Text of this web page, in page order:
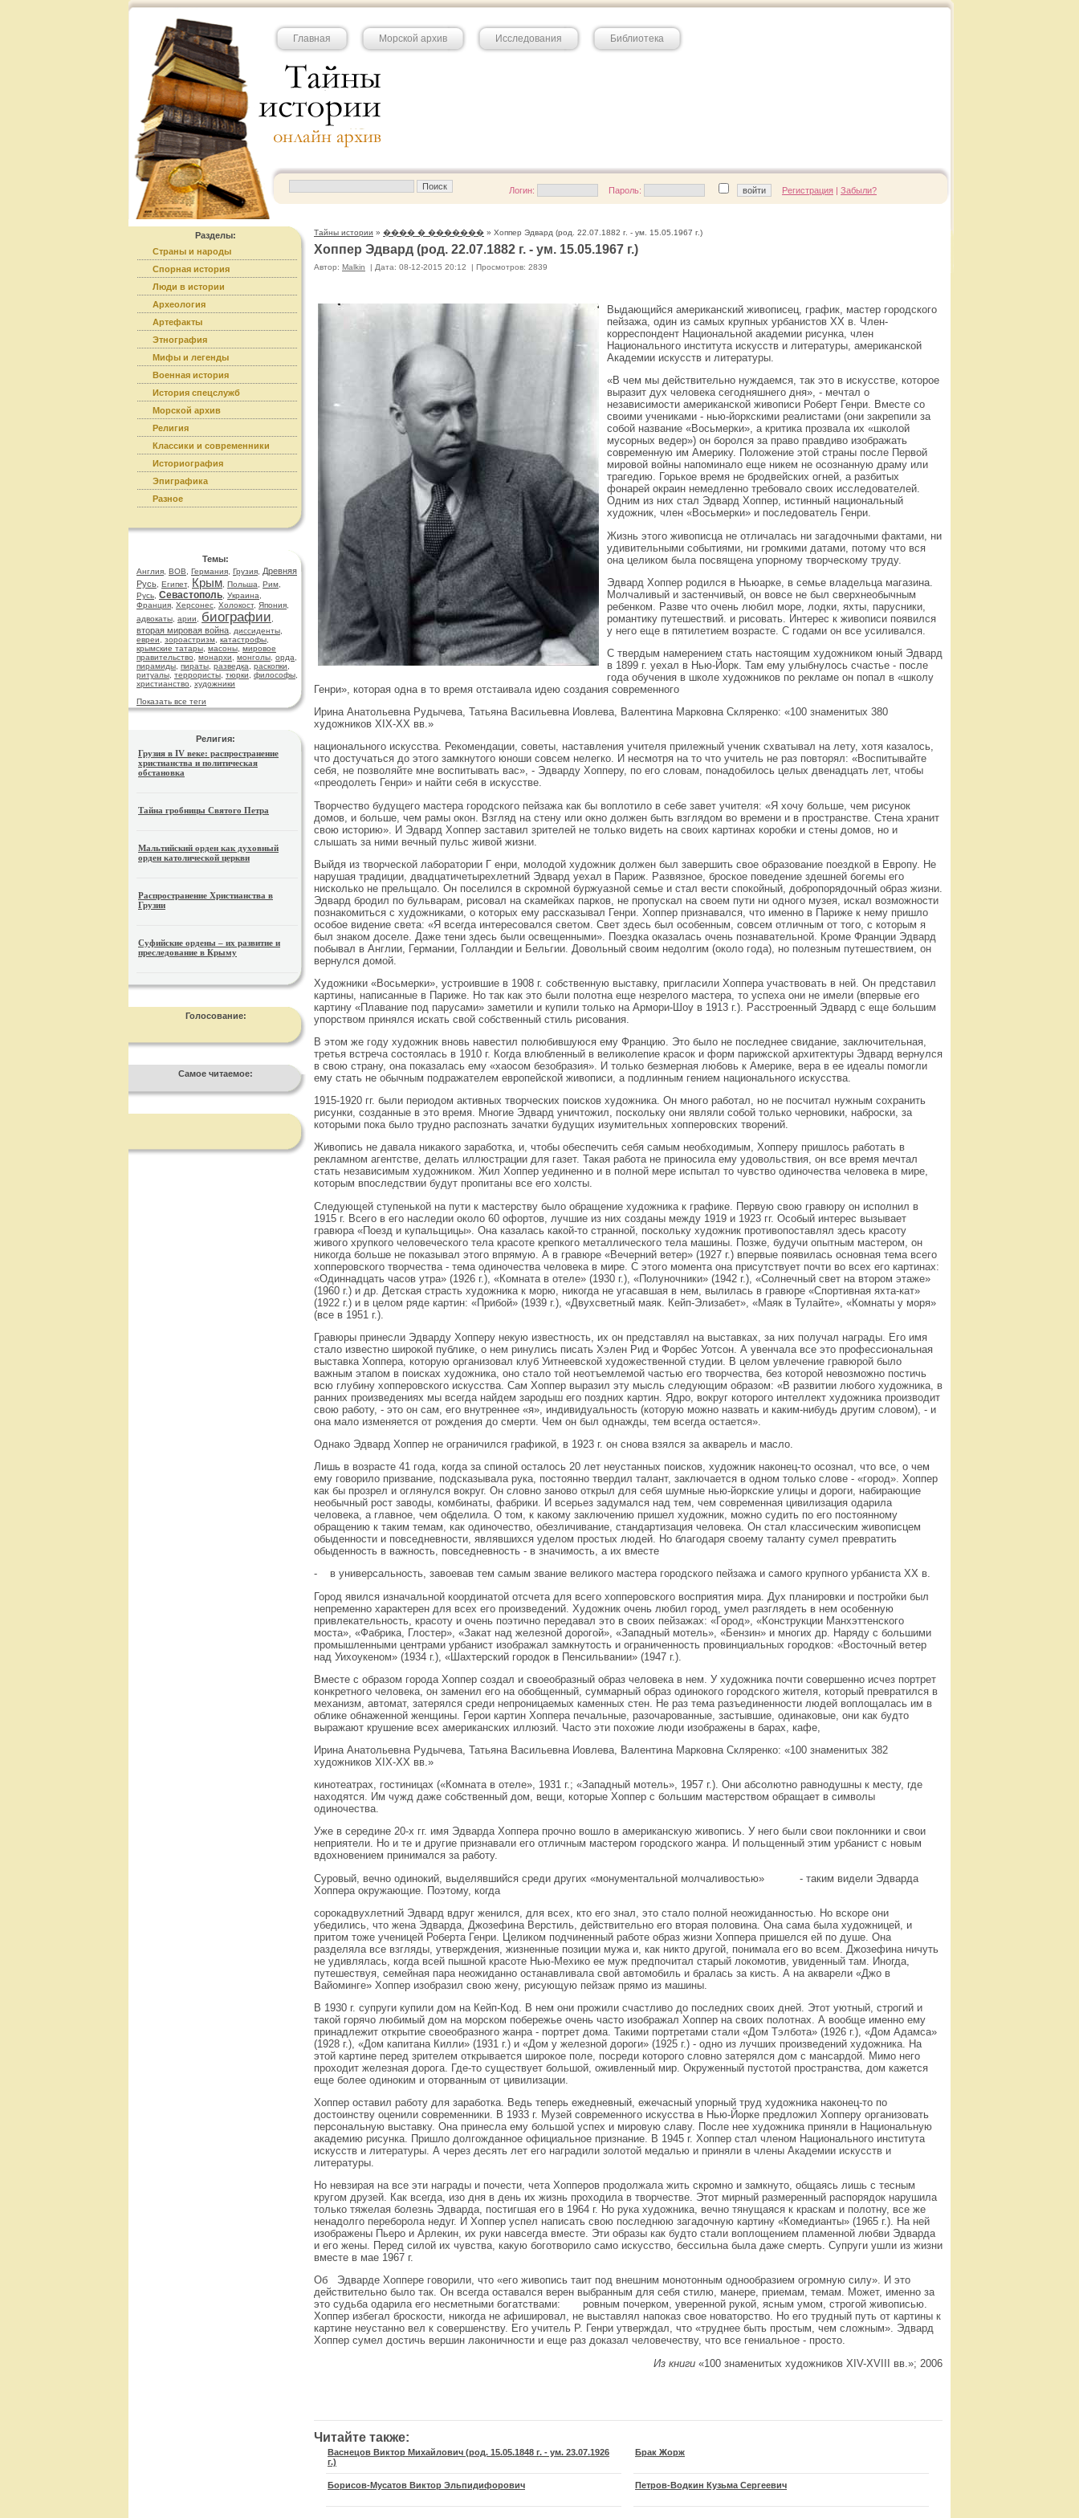
Главная Морской архив Исследования Библиотека
Логин: Пароль: Регистрация | Забыли?
Разделы:
Страны и народы
Спорная история
Люди в истории
Археология
Артефакты
Этнография
Мифы и легенды
Военная история
История спецслужб
Морской архив
Религия
Классики и современники
Историография
Эпиграфика
Разное
Темы:
Англия ВОВ Германия Грузия
Древняя
Русь Египет, Крым Польша Рим
Русь Севастополь Украина
Франция Херсонес Холокост, Япония
адвокаты арии биографии
вторая мировая война диссиденты
евреи
зороастризм катастрофы
крымские татары масоны мировое
правительство
монархи монголы орда
пирамиды пираты разведка раскопки
ритуалы террористы тюрки философы
христианство
художники
Показать все теги
Религия:
Грузия в IV веке: распространение
христианства и политическая
обстановка
Тайна гробницы Святого Петра
Мальтийский орден как духовный
орден католической церкви
Распространение Христианства в
Грузии
Суфийские ордены – их развитие и
преследование в Крыму
Голосование:
Самое читаемое:
Тайны истории » ���� � ������� » Хоппер Эдвард (род. 22.07.1882 г. - ум. 15.05.1967 г.)
Хоппер Эдвард (род. 22.07.1882 г. - ум. 15.05.1967 г.)
Автор: Malkin | Дата: 08-12-2015 20:12 | Просмотров: 2839
Выдающийся американский живописец, график, мастер городского
пейзажа, один из самых крупных урбанистов XX в. Член-
корреспондент Национальной академии рисунка, член
Национального института искусств и литературы, американской
Академии искусств и литературы.
«В чем мы действительно нуждаемся, так это в искусстве, которое
выразит дух человека сегодняшнего дня», - мечтал о
независимости американской живописи Роберт Генри. Вместе со
своими учениками - нью-йоркскими реалистами (они закрепили за
собой название «Восьмерки», а критика прозвала их «школой
мусорных ведер») он боролся за право правдиво изображать
современную им Америку. Положение этой страны после Первой
мировой войны напоминало еще никем не осознанную драму или
трагедию. Горькое время не бродвейских огней, а разбитых
фонарей окраин немедленно требовало своих исследователей.
Одним из них стал Эдвард Хоппер, истинный национальный
художник, член «Восьмерки» и последователь Генри.
Жизнь этого живописца не отличалась ни загадочными фактами, ни
удивительными событиями, ни громкими датами, потому что вся
она целиком была посвящена упорному творческому труду.
Эдвард Хоппер родился в Ньюарке, в семье владельца магазина.
Молчаливый и застенчивый, он вовсе не был сверхнеобычным
ребенком. Разве что очень любил море, лодки, яхты, парусники,
романтику путешествий. и рисовать. Интерес к живописи появился
у него еще в пятилетием возрасте. С годами он все усиливался.
С твердым намерением стать настоящим художником юный Эдвард
в 1899 г. уехал в Нью-Йорк. Там ему улыбнулось счастье - после
года обучения в школе художников по рекламе он попал в «школу
Генри», которая одна в то время отстаивала идею создания современного
Ирина Анатольевна Рудычева, Татьяна Васильевна Иовлева, Валентина Марковна Скляренко: «100 знаменитых 380
художников XIX-XX вв.»
национального искусства. Рекомендации, советы, наставления учителя прилежный ученик схватывал на лету, хотя казалось,
что достучаться до этого замкнутого юноши совсем нелегко. И несмотря на то что учитель не раз повторял: «Воспитывайте
себя, не позволяйте мне воспитывать вас», - Эдварду Хопперу, по его словам, понадобилось целых двенадцать лет, чтобы
«преодолеть Генри» и найти себя в искусстве.
Творчество будущего мастера городского пейзажа как бы воплотило в себе завет учителя: «Я хочу больше, чем рисунок
домов, и больше, чем рамы окон. Взгляд на стену или окно должен быть взглядом во времени и в пространстве. Стена хранит
свою историю». И Эдвард Хоппер заставил зрителей не только видеть на своих картинах коробки и стены домов, но и
слышать за ними вечный пульс живой жизни.
Выйдя из творческой лаборатории Г енри, молодой художник должен был завершить свое образование поездкой в Европу. Не
нарушая традиции, двадцатичетырехлетний Эдвард уехал в Париж. Развязное, броское поведение здешней богемы его
нисколько не прельщало. Он поселился в скромной буржуазной семье и стал вести спокойный, добропорядочный образ жизни.
Эдвард бродил по бульварам, рисовал на скамейках парков, не пропускал на своем пути ни одного музея, искал возможности
познакомиться с художниками, о которых ему рассказывал Генри. Хоппер признавался, что именно в Париже к нему пришло
особое видение света: «Я всегда интересовался светом. Свет здесь был особенным, совсем отличным от того, с которым я
был знаком доселе. Даже тени здесь были освещенными». Поездка оказалась очень познавательной. Кроме Франции Эдвард
побывал в Англии, Германии, Голландии и Бельгии. Довольный своим недолгим (около года), но полезным путешествием, он
вернулся домой.
Художники «Восьмерки», устроившие в 1908 г. собственную выставку, пригласили Хоппера участвовать в ней. Он представил
картины, написанные в Париже. Но так как это были полотна еще незрелого мастера, то успеха они не имели (впервые его
картину «Плавание под парусами» заметили и купили только на Армори-Шоу в 1913 г.). Расстроенный Эдвард с еще большим
упорством принялся искать свой собственный стиль рисования.
В этом же году художник вновь навестил полюбившуюся ему Францию. Это было не последнее свидание, заключительная,
третья встреча состоялась в 1910 г. Когда влюбленный в великолепие красок и форм парижской архитектуры Эдвард вернулся
в свою страну, она показалась ему «хаосом безобразия». И только безмерная любовь к Америке, вера в ее идеалы помогли
ему стать не обычным подражателем европейской живописи, а подлинным гением национального искусства.
1915-1920 гг. были периодом активных творческих поисков художника. Он много работал, но не посчитал нужным сохранить
рисунки, созданные в это время. Многие Эдвард уничтожил, поскольку они являли собой только черновики, наброски, за
которыми пока было трудно распознать зачатки будущих изумительных хопперовских творений.
Живопись не давала никакого заработка, и, чтобы обеспечить себя самым необходимым, Хопперу пришлось работать в
рекламном агентстве, делать иллюстрации для газет. Такая работа не приносила ему удовольствия, он все время мечтал
стать независимым художником. Жил Хоппер уединенно и в полной мере испытал то чувство одиночества человека в мире,
которым впоследствии будут пропитаны все его холсты.
Следующей ступенькой на пути к мастерству было обращение художника к графике. Первую свою гравюру он исполнил в
1915 г. Всего в его наследии около 60 офортов, лучшие из них созданы между 1919 и 1923 гг. Особый интерес вызывает
гравюра «Поезд и купальщицы». Она казалась какой-то странной, поскольку художник противопоставлял здесь красоту
живого хрупкого человеческого тела красоте крепкого металлического тела машины. Позже, будучи опытным мастером, он
никогда больше не показывал этого впрямую. А в гравюре «Вечерний ветер» (1927 г.) впервые появилась основная тема всего
хопперовского творчества - тема одиночества человека в мире. С этого момента она присутствует почти во всех его картинах:
«Одиннадцать часов утра» (1926 г.), «Комната в отеле» (1930 г.), «Полуночники» (1942 г.), «Солнечный свет на втором этаже»
(1960 г.) и др. Детская страсть художника к морю, никогда не угасавшая в нем, вылилась в гравюре «Спортивная яхта-кат»
(1922 г.) и в целом ряде картин: «Прибой» (1939 г.), «Двухсветный маяк. Кейп-Элизабет», «Маяк в Тулайте», «Комнаты у моря»
(все в 1951 г.).
Гравюры принесли Эдварду Хопперу некую известность, их он представлял на выставках, за них получал награды. Его имя
стало известно широкой публике, о нем ринулись писать Хэлен Рид и Форбес Уотсон. А увенчала все это профессиональная
выставка Хоппера, которую организовал клуб Уитнеевской художественной студии. В целом увлечение гравюрой было
важным этапом в поисках художника, оно стало той неотъемлемой частью его творчества, без которой невозможно постичь
всю глубину хопперовского искусства. Сам Хоппер выразил эту мысль следующим образом: «В развитии любого художника, в
ранних произведениях мы всегда найдем зародыш его поздних картин. Ядро, вокруг которого интеллект художника производит
свою работу, - это он сам, его внутреннее «я», индивидуальность (которую можно назвать и каким-нибудь другим словом), - и
она мало изменяется от рождения до смерти. Чем он был однажды, тем всегда остается».
Однако Эдвард Хоппер не ограничился графикой, в 1923 г. он снова взялся за акварель и масло.
Лишь в возрасте 41 года, когда за спиной осталось 20 лет неустанных поисков, художник наконец-то осознал, что все, о чем
ему говорило призвание, подсказывала рука, постоянно твердил талант, заключается в одном только слове - «город». Хоппер
как бы прозрел и оглянулся вокруг. Он словно заново открыл для себя шумные нью-йоркские улицы и дороги, набирающие
необычный рост заводы, комбинаты, фабрики. И всерьез задумался над тем, чем современная цивилизация одарила
человека, а главное, чем обделила. О том, к какому заключению пришел художник, можно судить по его постоянному
обращению к таким темам, как одиночество, обезличивание, стандартизация человека. Он стал классическим живописцем
обыденности и повседневности, являвшихся уделом простых людей. Но благодаря своему таланту сумел превратить
обыденность в важность, повседневность - в значимость, а их вместе
- в универсальность, завоевав тем самым звание великого мастера городского пейзажа и самого крупного урбаниста XX в.
Город явился изначальной координатой отсчета для всего хопперовского восприятия мира. Дух планировки и постройки был
непременно характерен для всех его произведений. Художник очень любил город, умел разглядеть в нем особенную
привлекательность, красоту и очень поэтично передавал это в своих пейзажах: «Город», «Конструкции Манхэттенского
моста», «Фабрика, Глостер», «Закат над железной дорогой», «Западный мотель», «Бензин» и многих др. Наряду с большими
промышленными центрами урбанист изображал замкнутость и ограниченность провинциальных городков: «Восточный ветер
над Уихоукеном» (1934 г.), «Шахтерский городок в Пенсильвании» (1947 г.).
Вместе с образом города Хоппер создал и своеобразный образ человека в нем. У художника почти совершенно исчез портрет
конкретного человека, он заменил его на обобщенный, суммарный образ одинокого городского жителя, который превратился в
механизм, автомат, затерялся среди непроницаемых каменных стен. Не раз тема разъединенности людей воплощалась им в
облике обнаженной женщины. Герои картин Хоппера печальные, разочарованные, застывшие, одинаковые, они как будто
выражают крушение всех американских иллюзий. Часто эти похожие люди изображены в барах, кафе,
Ирина Анатольевна Рудычева, Татьяна Васильевна Иовлева, Валентина Марковна Скляренко: «100 знаменитых 382
художников XIX-XX вв.»
кинотеатрах, гостиницах («Комната в отеле», 1931 г.; «Западный мотель», 1957 г.). Они абсолютно равнодушны к месту, где
находятся. Им чужд даже собственный дом, вещи, которые Хоппер с большим мастерством обращает в символы
одиночества.
Уже в середине 20-х гг. имя Эдварда Хоппера прочно вошло в американскую живопись. У него были свои поклонники и свои
неприятели. Но и те и другие признавали его отличным мастером городского жанра. И польщенный этим урбанист с новым
вдохновением принимался за работу.
Суровый, вечно одинокий, выделявшийся среди других «монументальной молчаливостью» - таким видели Эдварда
Хоппера окружающие. Поэтому, когда
сорокадвухлетний Эдвард вдруг женился, для всех, кто его знал, это стало полной неожиданностью. Но вскоре они
убедились, что жена Эдварда, Джозефина Верстиль, действительно его вторая половина. Она сама была художницей, и
притом тоже ученицей Роберта Генри. Целиком подчиненный работе образ жизни Хоппера пришелся ей по душе. Она
разделяла все взгляды, утверждения, жизненные позиции мужа и, как никто другой, понимала его во всем. Джозефина ничуть
не удивлялась, когда всей пышной красоте Нью-Мехико ее муж предпочитал старый локомотив, увиденный там. Иногда,
путешествуя, семейная пара неожиданно останавливала свой автомобиль и бралась за кисть. А на акварели «Джо в
Вайоминге» Хоппер изобразил свою жену, рисующую пейзаж прямо из машины.
В 1930 г. супруги купили дом на Кейп-Код. В нем они прожили счастливо до последних своих дней. Этот уютный, строгий и
такой горячо любимый дом на морском побережье очень часто изображал Хоппер на своих полотнах. А вообще именно ему
принадлежит открытие своеобразного жанра - портрет дома. Такими портретами стали «Дом Тэлбота» (1926 г.), «Дом Адамса»
(1928 г.), «Дом капитана Килли» (1931 г.) и «Дом у железной дороги» (1925 г.) - одно из лучших произведений художника. На
этой картине перед зрителем открывается широкое поле, посреди которого словно затерялся дом с мансардой. Мимо него
проходит железная дорога. Где-то существует большой, оживленный мир. Окруженный пустотой пространства, дом кажется
еще более одиноким и оторванным от цивилизации.
Хоппер оставил работу для заработка. Ведь теперь ежедневный, ежечасный упорный труд художника наконец-то по
достоинству оценили современники. В 1933 г. Музей современного искусства в Нью-Йорке предложил Хопперу организовать
персональную выставку. Она принесла ему большой успех и мировую славу. После нее художника приняли в Национальную
академию рисунка. Пришло долгожданное официальное признание. В 1945 г. Хоппер стал членом Национального института
искусств и литературы. А через десять лет его наградили золотой медалью и приняли в члены Академии искусств и
литературы.
Но невзирая на все эти награды и почести, чета Хопперов продолжала жить скромно и замкнуто, общаясь лишь с тесным
кругом друзей. Как всегда, изо дня в день их жизнь проходила в творчестве. Этот мирный размеренный распорядок нарушила
только тяжелая болезнь Эдварда, постигшая его в 1964 г. Но рука художника, вечно тянущаяся к краскам и полотну, все же
ненадолго переборола недуг. И Хоппер успел написать свою последнюю загадочную картину «Комедианты» (1965 г.). На ней
изображены Пьеро и Арлекин, их руки навсегда вместе. Эти образы как будто стали воплощением пламенной любви Эдварда
и его жены. Перед силой их чувства, какую боготворило само искусство, бессильна была даже смерть. Супруги ушли из жизни
вместе в мае 1967 г.
Об Эдварде Хоппере говорили, что «его живопись таит под внешним монотонным однообразием огромную силу». И это
действительно было так. Он всегда оставался верен выбранным для себя стилю, манере, приемам, темам. Может, именно за
это судьба одарила его несметными богатствами: ровным почерком, уверенной рукой, ясным умом, строгой живописью.
Хоппер избегал броскости, никогда не афишировал, не выставлял напоказ свое новаторство. Но его трудный путь от картины к
картине неустанно вел к совершенству. Его учитель Р. Генри утверждал, что «труднее быть простым, чем сложным». Эдвард
Хоппер сумел достичь вершин лаконичности и еще раз доказал человечеству, что все гениальное - просто.
Из книги «100 знаменитых художников XIV-XVIII вв.»; 2006
Читайте также:
Васнецов Виктор Михайлович (род. 15.05.1848 г. - ум. 23.07.1926
г.)
Брак Жорж
Борисов-Мусатов Виктор Эльпидифорович Петров-Водкин Кузьма Сергеевич